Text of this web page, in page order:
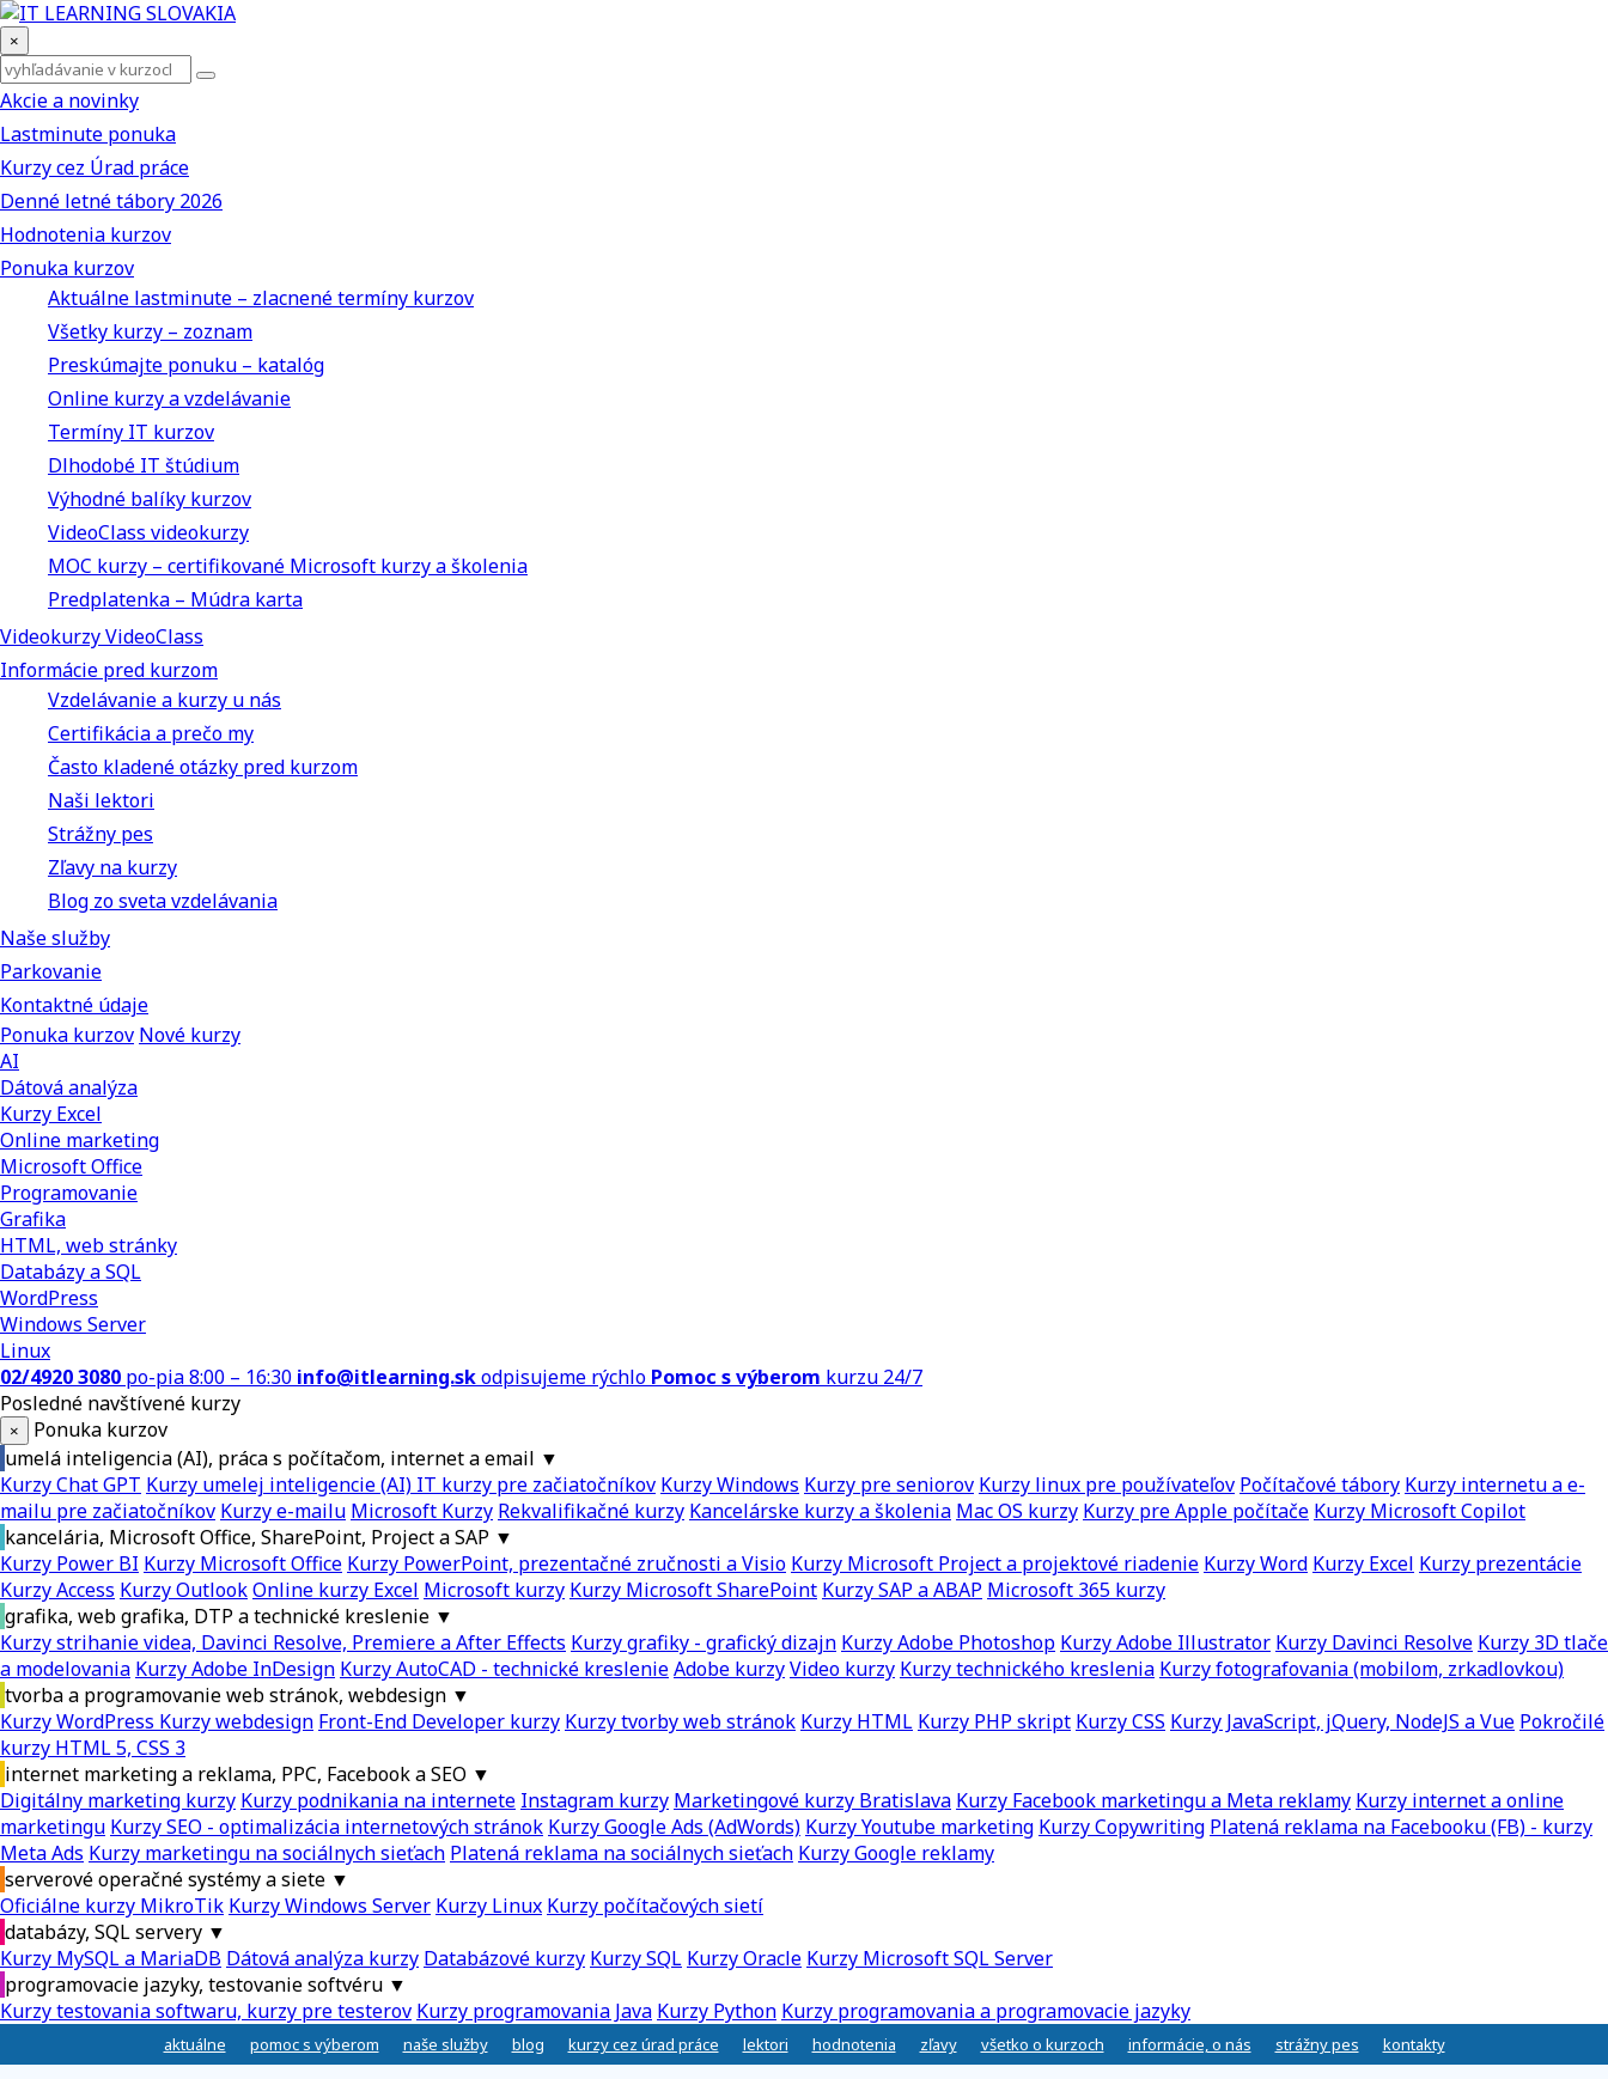
×
Akcie a novinky
Lastminute ponuka
Kurzy cez Úrad práce
Denné letné tábory 2026
Hodnotenia kurzov
Ponuka kurzov
Aktuálne lastminute – zlacnené termíny kurzov
Všetky kurzy – zoznam
Preskúmajte ponuku – katalóg
Online kurzy a vzdelávanie
Termíny IT kurzov
Dlhodobé IT štúdium
Výhodné balíky kurzov
VideoClass videokurzy
MOC kurzy – certifikované Microsoft kurzy a školenia
Predplatenka – Múdra karta
Videokurzy VideoClass
Informácie pred kurzom
Vzdelávanie a kurzy u nás
Certifikácia a prečo my
Často kladené otázky pred kurzom
Naši lektori
Strážny pes
Zľavy na kurzy
Blog zo sveta vzdelávania
Naše služby
Parkovanie
Kontaktné údaje
Ponuka kurzov Nové kurzy
AI
Dátová analýza
Kurzy Excel
Online marketing
Microsoft Office
Programovanie
Grafika
HTML, web stránky
Databázy a SQL
WordPress
Windows Server
Linux
02/4920 3080 po-pia 8:00 – 16:30 info@itlearning.skodpisujeme rýchlo Pomoc s výberom kurzu 24/7
Posledné navštívené kurzy
×
Ponuka kurzov
umelá inteligencia (AI), práca s počítačom, internet a email ▼
Kurzy Chat GPT Kurzy umelej inteligencie (AI) IT kurzy pre začiatočníkov Kurzy Windows Kurzy pre seniorov Kurzy linux pre používateľov Počítačové tábory Kurzy internetu a e-
mailu pre začiatočníkov Kurzy e-mailu Microsoft Kurzy Rekvalifikačné kurzy Kancelárske kurzy a školenia Mac OS kurzy Kurzy pre Apple počítače Kurzy Microsoft Copilot
kancelária, Microsoft Office, SharePoint, Project a SAP ▼
Kurzy Power BI Kurzy Microsoft Office Kurzy PowerPoint, prezentačné zručnosti a Visio Kurzy Microsoft Project a projektové riadenie Kurzy Word Kurzy Excel Kurzy prezentácie
Kurzy Access Kurzy OutlookOnline kurzy Excel Microsoft kurzy Kurzy Microsoft SharePoint Kurzy SAP a ABAP Microsoft 365 kurzy
grafika, web grafika, DTP a technické kreslenie ▼
Kurzy strihanie videa, Davinci Resolve, Premiere a After Effects Kurzy grafiky - grafický dizajn Kurzy Adobe Photoshop Kurzy Adobe Illustrator Kurzy Davinci Resolve Kurzy 3D tlače
a modelovania Kurzy Adobe InDesign Kurzy AutoCAD - technické kreslenieAdobe kurzyVideo kurzy Kurzy technického kreslenia Kurzy fotografovania (mobilom, zrkadlovkou)
tvorba a programovanie web stránok, webdesign ▼
Kurzy WordPress Kurzy webdesign Front-End Developer kurzy Kurzy tvorby web stránok Kurzy HTML Kurzy PHP skript Kurzy CSS Kurzy JavaScript, jQuery, NodeJS a Vue Pokročilé
kurzy HTML 5, CSS 3
internet marketing a reklama, PPC, Facebook a SEO ▼
Digitálny marketing kurzy Kurzy podnikania na internete Instagram kurzy Marketingové kurzy Bratislava Kurzy Facebook marketingu a Meta reklamy Kurzy internet a online
marketingu Kurzy SEO - optimalizácia internetových stránok Kurzy Google Ads (AdWords) Kurzy Youtube marketing Kurzy Copywriting Platená reklama na Facebooku (FB) - kurzy
Meta Ads Kurzy marketingu na sociálnych sieťach Platená reklama na sociálnych sieťach Kurzy Google reklamy
serverové operačné systémy a siete ▼
Oficiálne kurzy MikroTik Kurzy Windows Server Kurzy Linux Kurzy počítačových sietí
databázy, SQL servery ▼
Kurzy MySQL a MariaDB Dátová analýza kurzy Databázové kurzy Kurzy SQL Kurzy Oracle Kurzy Microsoft SQL Server
programovacie jazyky, testovanie softvéru ▼
Kurzy testovania softwaru, kurzy pre testerov Kurzy programovania Java Kurzy Python Kurzy programovania a programovacie jazyky
aktuálne pomoc s výberom naše služby blog kurzy cez úrad práce lektori hodnotenia zľavy všetko o kurzoch informácie, o nás strážny pes kontakty